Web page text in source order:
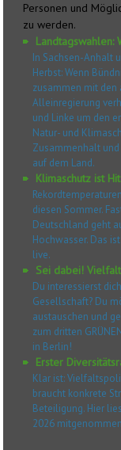
Personen und
zu werden.
Landtagswahlen:
In Sachsen-Anhalt
Herbst: Wenn
zusammen mit den
Alleinregierung
und Linke um den
Natur- und
Zusammenhalt
auf dem Land.
Klimaschutz ist
diesen Sommer.
Deutschland geht
Hochwasser. Das
live.
Sei dabei!
Du interessierst
Gesellschaft? Du
austauschen und
zum dritten
in Berlin!
Erster
Klar ist:
braucht konkrete
Beteiligung. Hier
2026